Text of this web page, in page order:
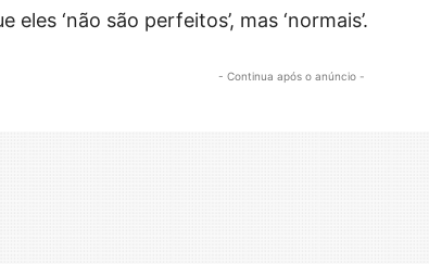
eles ‘não são perfeitos’, mas ‘normais’.
- Continua após o anúncio -